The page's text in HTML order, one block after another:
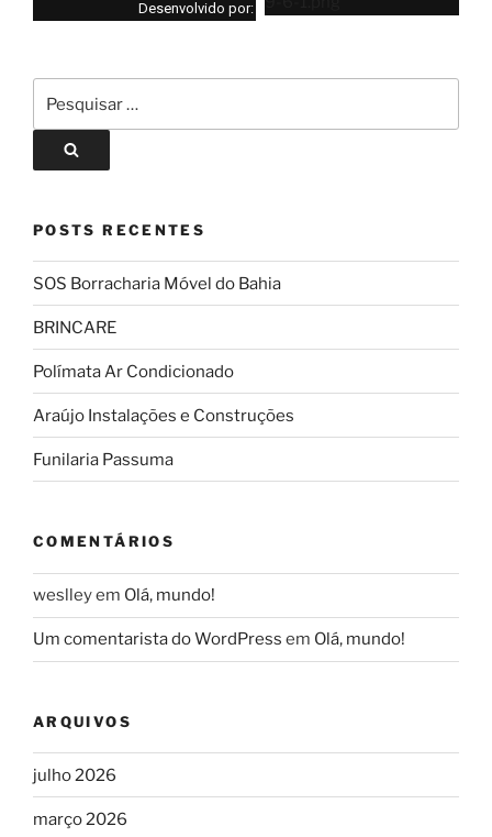
Desenvolvido por:
POSTS RECENTES
SOS Borracharia Móvel do Bahia
BRINCARE
Polímata Ar Condicionado
Araújo Instalações e Construções
Funilaria Passuma
COMENTÁRIOS
weslleyem Olá, mundo!
Um comentarista do WordPress em Olá, mundo!
ARQUIVOS
julho 2026
março 2026